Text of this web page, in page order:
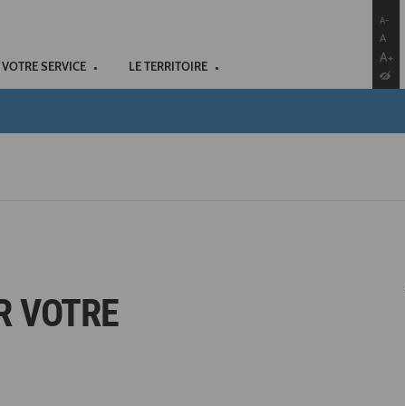
SERVICE LE TERRITOIRE
A-
A
A+
VOTRE